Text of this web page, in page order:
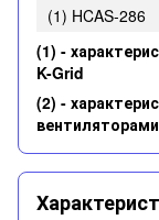
(1) HCAS-286
(1) -
K-Grid
(2) -
вентиляторами